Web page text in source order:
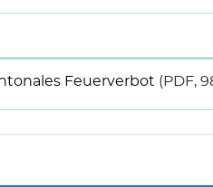
Feuerverbot (PDF,